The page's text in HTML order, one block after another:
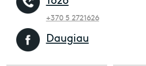
+370 5 2721626
Daugiau